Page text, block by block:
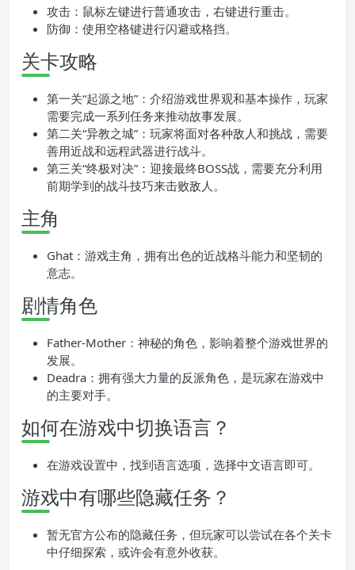
攻击：鼠标左键进行普通攻击，右键进行重击。
防御：使用空格键进行闪避或格挡。
关卡攻略
第一关“起源之地”：介绍游戏世界观和基本操作，玩家
需要完成一系列任务来推动故事发展。
第二关“异教之城”：玩家将面对各种敌人和挑战，需要
善用近战和远程武器进行战斗。
第三关“终极对决”：迎接最终BOSS战，需要充分利用
前期学到的战斗技巧来击败敌人。
主角
Ghat：游戏主角，拥有出色的近战格斗能力和坚韧的
意志。
剧情角色
Father-Mother：神秘的角色，影响着整个游戏世界的
发展。
Deadra：拥有强大力量的反派角色，是玩家在游戏中
的主要对手。
如何在游戏中切换语言？
在游戏设置中，找到语言选项，选择中文语言即可。
游戏中有哪些隐藏任务？
暂无官方公布的隐藏任务，但玩家可以尝试在各个关卡
中仔细探索，或许会有意外收获。